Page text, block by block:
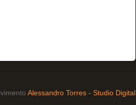
Alessandro Torres - Studio Digital